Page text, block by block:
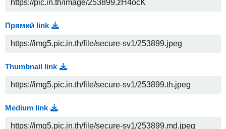
Прямий link
Thumbnail link
Medium link